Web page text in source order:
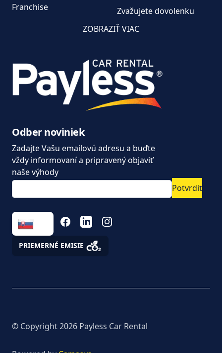
Franchise
Často kladené otázky
Zvažujete dovolenku
autom?
Dodávky na prenájom
Kúpiť alebo prenajať
dodávku?
Nové autá dostupné
Ušetrite na dlhodobom
Asistencia
ZOBRAZIŤ VIAC
Odber noviniek
Zadajte Vašu emailovú adresu a buďte
vždy informovaní a pripravený objaviť
naše výhody
Potvrdiť
FACEBOOKLINKEDININSTAGRAM
PRIEMERNÉ EMISIE
© Copyright2026 Payless Car Rental